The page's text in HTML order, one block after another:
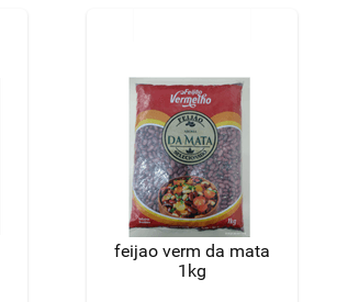
feijao verm da mata
1kg